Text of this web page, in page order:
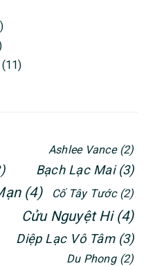
Ashlee Vance (2)
Bạch Lạc Mai (3)
(4) Cố Tây Tước (2)
Cửu Nguyệt Hi (4)
Diệp Lạc Vô Tâm (3)
Du Phong (2)